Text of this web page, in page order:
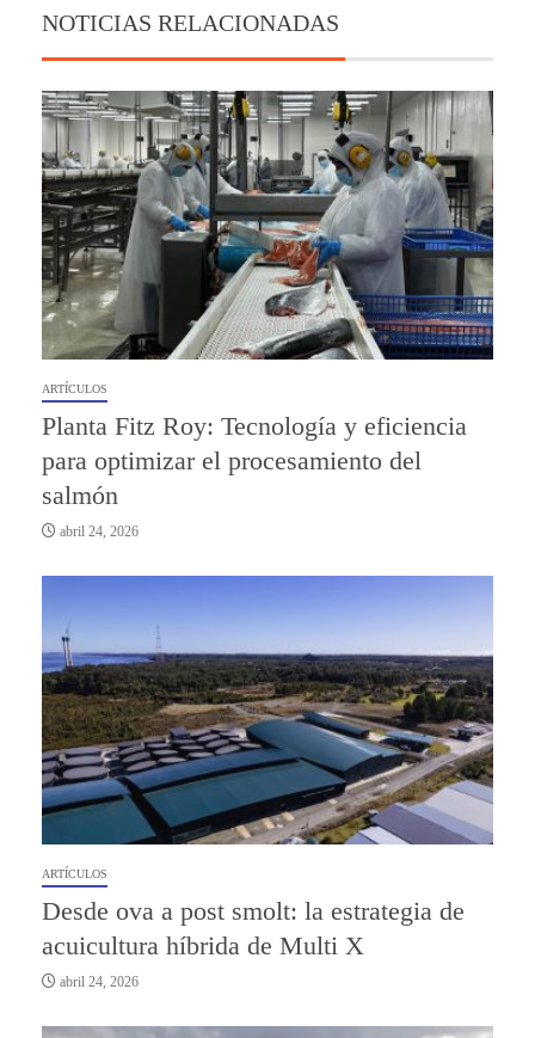
NOTICIAS RELACIONADAS
ARTÍCULOS
Planta Fitz Roy: Tecnología y eficiencia
para optimizar el procesamiento del
salmón
abril 24, 2026
ARTÍCULOS
Desde ova a post smolt: la estrategia de
acuicultura híbrida de Multi X
abril 24, 2026